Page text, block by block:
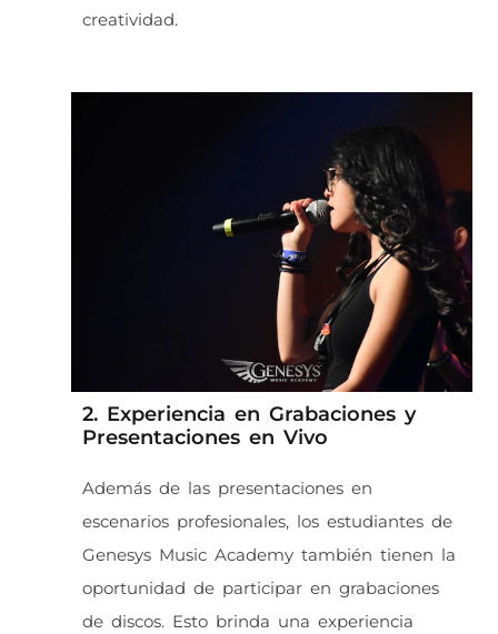
creatividad.
2. Experiencia en Grabaciones y
Presentaciones en Vivo
Además de las presentaciones en
escenarios profesionales, los estudiantes de
Genesys Music Academy también tienen la
oportunidad de participar en grabaciones
de discos. Esto brinda una experiencia